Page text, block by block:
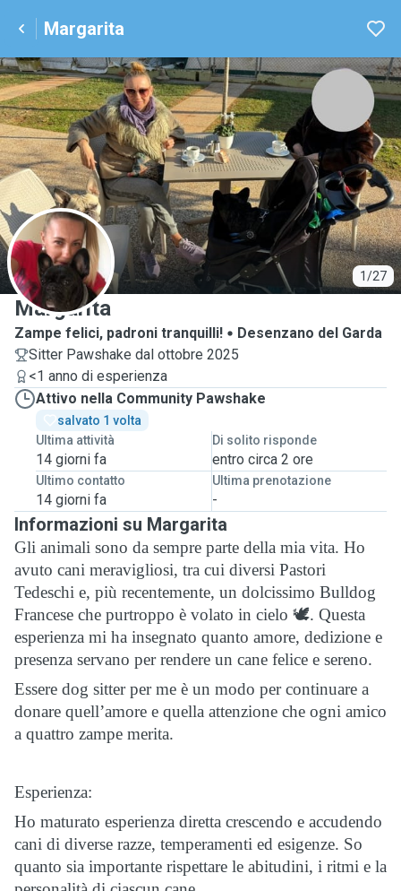
Margarita
1/27
M
Margarita
Zampe felici, padroni tranquilli!
Desenzano del Garda
Sitter Pawshake dal ottobre 2025
<1 anno di esperienza
Attivo nella Community Pawshake
salvato 1 volta
Ultima attività
14 giorni fa
Di solito risponde
entro circa 2 ore
Ultimo contatto
14 giorni fa
Ultima prenotazione
-
Informazioni su Margarita
Gli animali sono da sempre parte della mia vita. Ho
avuto cani meravigliosi, tra cui diversi Pastori
Tedeschi e, più recentemente, un dolcissimo Bulldog
Francese che purtroppo è volato in cielo 🕊️. Questa
esperienza mi ha insegnato quanto amore, dedizione e
presenza servano per rendere un cane felice e sereno.
Essere dog sitter per me è un modo per continuare a
donare quell’amore e quella attenzione che ogni amico
a quattro zampe merita.
Esperienza:
Ho maturato esperienza diretta crescendo e accudendo
cani di diverse razze, temperamenti ed esigenze. So
quanto sia importante rispettare le abitudini, i ritmi e la